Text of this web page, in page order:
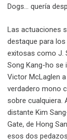
Dogs… quería
Las actuaciones
destaque para
exitosas como J.
Song Kang-ho se
Victor McLaglen
verdadero mono
sobre cualquiera.
distante Kim
Gate, de Hong
esos dos